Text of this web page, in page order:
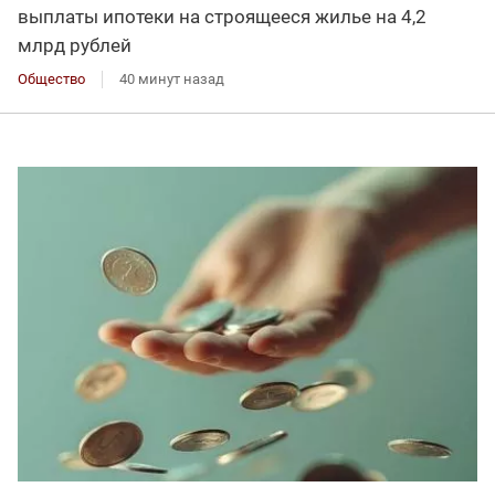
выплаты ипотеки на строящееся жилье на 4,2
млрд рублей
Общество 40 минут назад